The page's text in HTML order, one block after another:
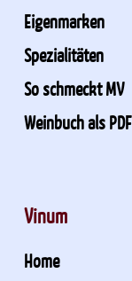
Eigenmarken
Spezialitäten
So schmeckt MV
Weinbuch als PDF
Vinum
Home